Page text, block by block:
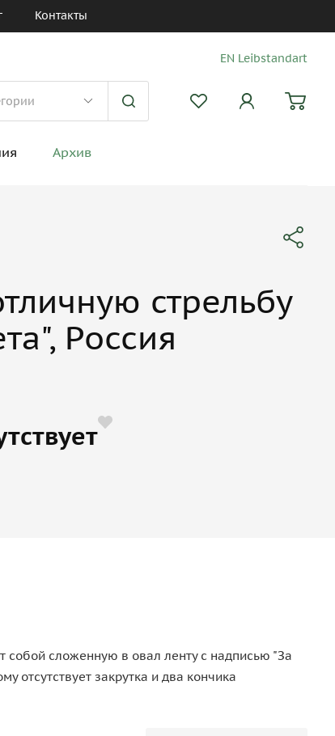
Контакты
EN Leibstandart
Архив
стрельбу
Россия
собой сложенную в овал ленту с надписью "За
отсутствует закрутка и два кончика